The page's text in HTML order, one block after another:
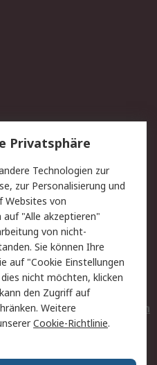
Lieferlösungen
Kontakt
Privatkunden
Datenschutz
Zahlungsbedingungen
Entsorgung
Elektrogeräte/Batterien
Privatsphäre
Technologien zur
zur Personalisierung und
Websites von
"Alle akzeptieren"
von nicht-
Sie können Ihre
auf "Cookie Einstellungen
nicht möchten, klicken
den Zugriff auf
Weitere
Cookie-Richtlinie.